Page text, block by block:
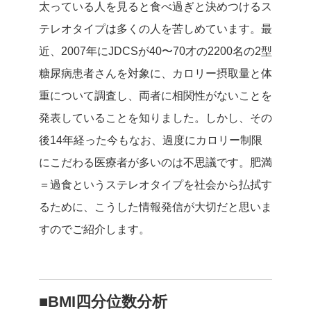
太っている人を見ると食べ過ぎと決めつけるス
テレオタイプは多くの人を苦しめています。最
近、2007年にJDCSが40〜70才の2200名の2型
糖尿病患者さんを対象に、カロリー摂取量と体
重について調査し、両者に相関性がないことを
発表していることを知りました。しかし、その
後14年経った今もなお、過度にカロリー制限
にこだわる医療者が多いのは不思議です。肥満
＝過食というステレオタイプを社会から払拭す
るために、こうした情報発信が大切だと思いま
すのでご紹介します。
■BMI四分位数分析